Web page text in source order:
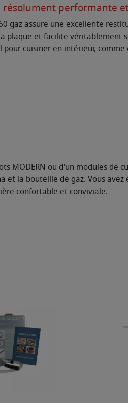
résolument performante
gaz assure une excellente
et facilite véritablement
cuisiner en intérieur,
MODERN ou d'un modules
et la bouteille de gaz. Vous
confortable et conviviale.